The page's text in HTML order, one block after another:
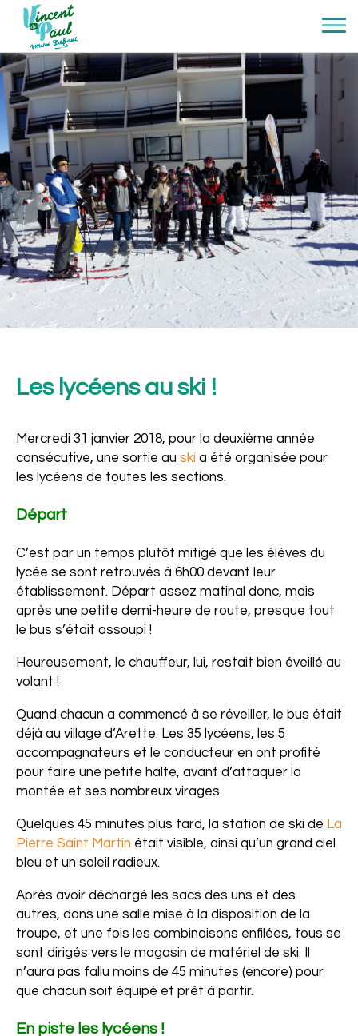
Ensemble
Les lycéens au ski !
Mercredi 31 janvier 2018, pour la deuxième année
consécutive, une sortie au ski a été organisée pour
les lycéens de toutes les sections.
Départ
C’est par un temps plutôt mitigé que les élèves du
lycée se sont retrouvés à 6h00 devant leur
établissement. Départ assez matinal donc, mais
après une petite demi-heure de route, presque tout
le bus s’était assoupi !
Heureusement, le chauffeur, lui, restait bien éveillé au
volant !
Quand chacun a commencé à se réveiller, le bus était
déjà au village d’Arette. Les 35 lycéens, les 5
accompagnateurs et le conducteur en ont profité
pour faire une petite halte, avant d’attaquer la
montée et ses nombreux virages.
Quelques 45 minutes plus tard, la station de ski de La
Pierre Saint Martin était visible, ainsi qu’un grand ciel
bleu et un soleil radieux.
Après avoir déchargé les sacs des uns et des
autres, dans une salle mise à la disposition de la
troupe, et une fois les combinaisons enfilées, tous se
sont dirigés vers le magasin de matériel de ski. Il
n’aura pas fallu moins de 45 minutes (encore) pour
que chacun soit équipé et prêt à partir.
En piste les lycéens !